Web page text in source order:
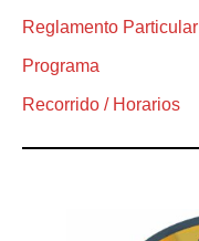
Reglamento Particular
Programa
Recorrido / Horarios